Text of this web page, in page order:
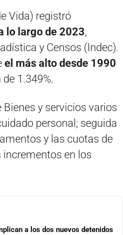
Vida) registró
lo largo de 2023,
y Censos (Indec).
el más alto desde 1990
1.349%.
y servicios varios
personal; seguida
y las cuotas de
incrementos en los
a los dos nuevos detenidos